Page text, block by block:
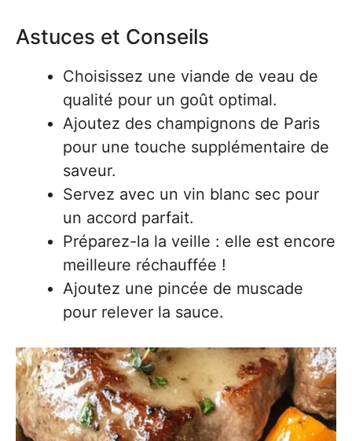
Astuces et Conseils
Choisissez une viande de veau de
qualité pour un goût optimal.
Ajoutez des champignons de Paris
pour une touche supplémentaire de
saveur.
Servez avec un vin blanc sec pour
un accord parfait.
Préparez-la la veille : elle est encore
meilleure réchauffée !
Ajoutez une pincée de muscade
pour relever la sauce.